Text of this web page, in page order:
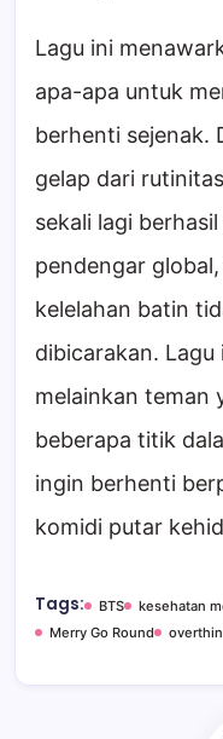
Lagu ini
apa-apa untuk
berhenti sejenak.
gelap dari
sekali lagi
pendengar
kelelahan batin
dibicarakan.
melainkan teman
beberapa titik
ingin berhenti
komidi putar
Tags: BTS kesehatan
Merry Go Round